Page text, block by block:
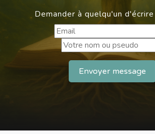
Demander à quelqu'un
Envoyer message